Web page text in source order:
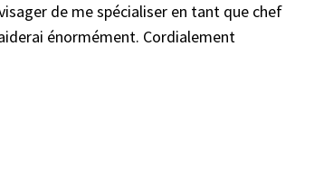
de me spécialiser en tant que chef
énormément. Cordialement